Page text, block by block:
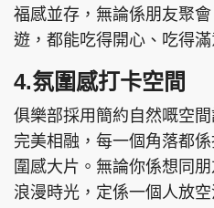
福感並存，無論係朋友聚
遊，都能吃得開心、吃得滿
4.氛圍感打卡空間
俱樂部採用簡約自然嘅空
完美相融，每一個角落都
圍感大片。無論你係想同
浪漫時光，定係一個人放